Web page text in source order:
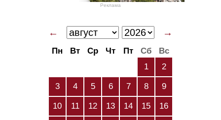
Реклама
← →
Пн Вт Ср Чт Пт Сб
Вс
1
2
3 4 5 6 7 8 9
10 11 12 13 14 15 16